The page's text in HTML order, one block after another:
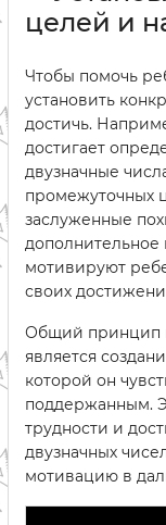
целей и
Чтобы помочь
установить
достичь.
достигает
двузначные
промежуточных
заслуженные
мотивируют
своих
Общий принцип
является
которой он
поддержанным.
трудности и
двузначных
мотивацию в